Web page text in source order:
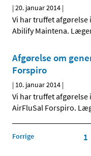
|20. januar 2014 |
Vi har truffet
Abilify Maintena.
Afgørelse om
Forspiro
| 10. januar 2014 |
Vi har truffet
AirFluSal Forspiro.
Forrige 1